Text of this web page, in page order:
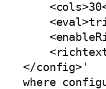
</config>'
where